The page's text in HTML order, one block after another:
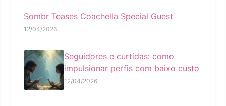
Sombr Teases Coachella Special Guest
12/04/2026
Seguidores e curtidas: como
impulsionar perfis com baixo custo
12/04/2026